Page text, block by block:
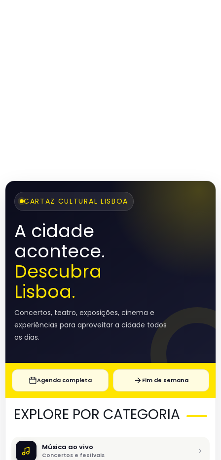
CARTAZ CULTURAL LISBOA
A cidade
acontece.
Descubra
Lisboa.
Concertos, teatro, exposições, cinema e
experiências para aproveitar a cidade todos
os dias.
Agenda completa Fim de semana
EXPLORE POR CATEGORIA
Música ao vivo
Concertos e festivais